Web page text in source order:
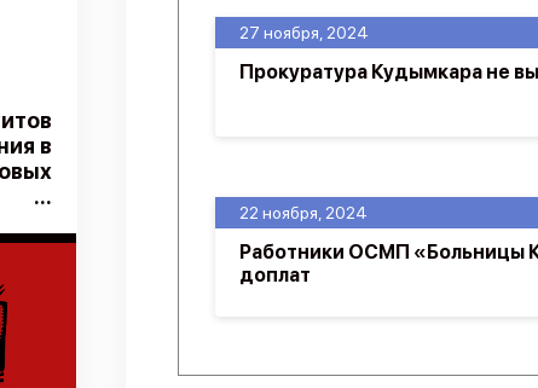
в
...
22 ноября, 2024
Работники ОСМП «Больницы
доплат
27 ноября, 2024
Прокуратура Кудымкара не